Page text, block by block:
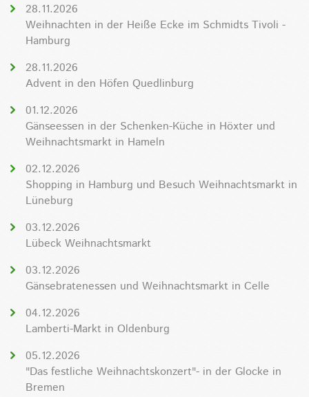
28.11.2026
Weihnachten in der Heiße Ecke im Schmidts Tivoli -
Hamburg
28.11.2026
Advent in den Höfen Quedlinburg
01.12.2026
Gänseessen in der Schenken-Küche in Höxter und
Weihnachtsmarkt in Hameln
02.12.2026
Shopping in Hamburg und Besuch Weihnachtsmarkt in
Lüneburg
03.12.2026
Lübeck Weihnachtsmarkt
03.12.2026
Gänsebratenessen und Weihnachtsmarkt in Celle
04.12.2026
Lamberti-Markt in Oldenburg
05.12.2026
"Das festliche Weihnachtskonzert"- in der Glocke in
Bremen